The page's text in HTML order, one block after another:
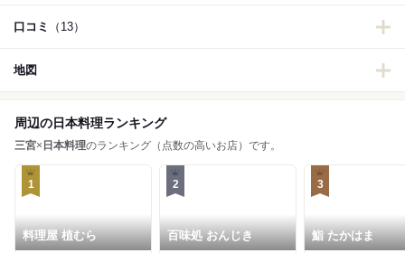
口コミ （13）
地図
周辺の日本料理ランキング
三宮× 日本料理のランキング（点数の高いお店）です。
1
料理屋 植むら
2
百味処 おんじき
3
鮨 たかはま